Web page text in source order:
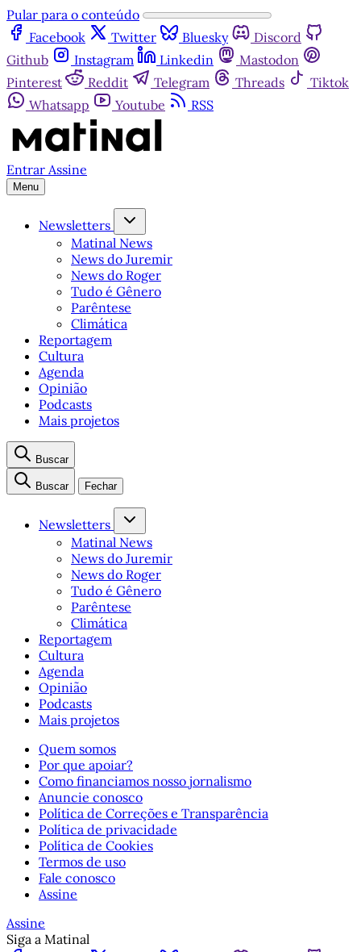
Pular para o conteúdo
Facebook
Twitter Bluesky
Discord
Github
Instagram Linkedin
Mastodon
Pinterest
Reddit Telegram Threads
Tiktok
Whatsapp
Youtube RSS
Entrar Assine
Menu
Newsletters
Matinal News
News do Juremir
News do Roger
Tudo é Gênero
Parêntese
Climática
Reportagem
Cultura
Agenda
Opinião
Podcasts
Mais projetos
Buscar
Buscar Fechar
Newsletters
Matinal News
News do Juremir
News do Roger
Tudo é Gênero
Parêntese
Climática
Reportagem
Cultura
Agenda
Opinião
Podcasts
Mais projetos
Quem somos
Por que apoiar?
Como financiamos nosso jornalismo
Anuncie conosco
Política de Correções e Transparência
Política de privacidade
Política de Cookies
Termos de uso
Fale conosco
Assine
Assine
Siga a Matinal